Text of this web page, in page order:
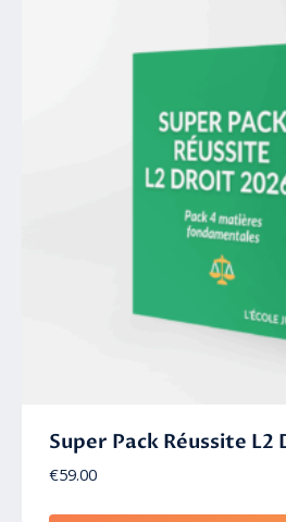
Super Pack Réussite
€59.00